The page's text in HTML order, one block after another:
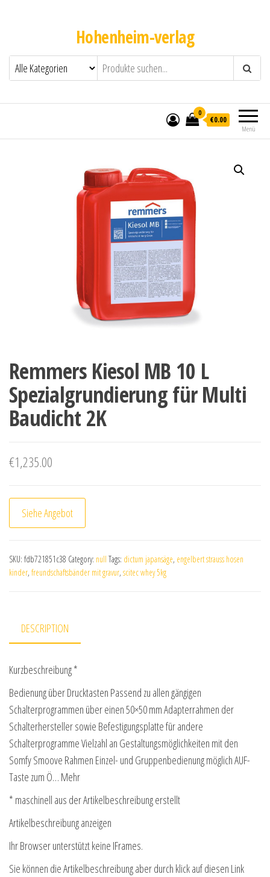
Hohenheim-verlag
Menü
0
€0.00
Remmers Kiesol MB 10 L
Spezialgrundierung für Multi
Baudicht 2K
€1,235.00
Siehe Angebot
SKU: fdb721851c38 Category: null Tags: dictum japansäge, engelbert strauss hosen
kinder, freundschaftsbänder mit gravur, scitec whey 5kg
DESCRIPTION
Kurzbeschreibung *
Bedienung über Drucktasten Passend zu allen gängigen
Schalterprogrammen über einen 50×50 mm Adapterrahmen der
Schalterhersteller sowie Befestigungsplatte für andere
Schalterprogramme Vielzahl an Gestaltungsmöglichkeiten mit den
Somfy Smoove Rahmen Einzel- und Gruppenbedienung möglich AUF-
Taste zum Ö… Mehr
* maschinell aus der Artikelbeschreibung erstellt
Artikelbeschreibung anzeigen
Ihr Browser unterstützt keine IFrames.
Sie können die Artikelbeschreibung aber durch klick auf diesen Link